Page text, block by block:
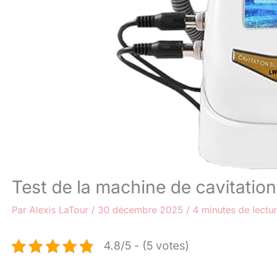
Test de la machine de
Par Alexis LaTour / 30 décembre 2025 / 4 minutes de
4.8/5 - (5 votes)